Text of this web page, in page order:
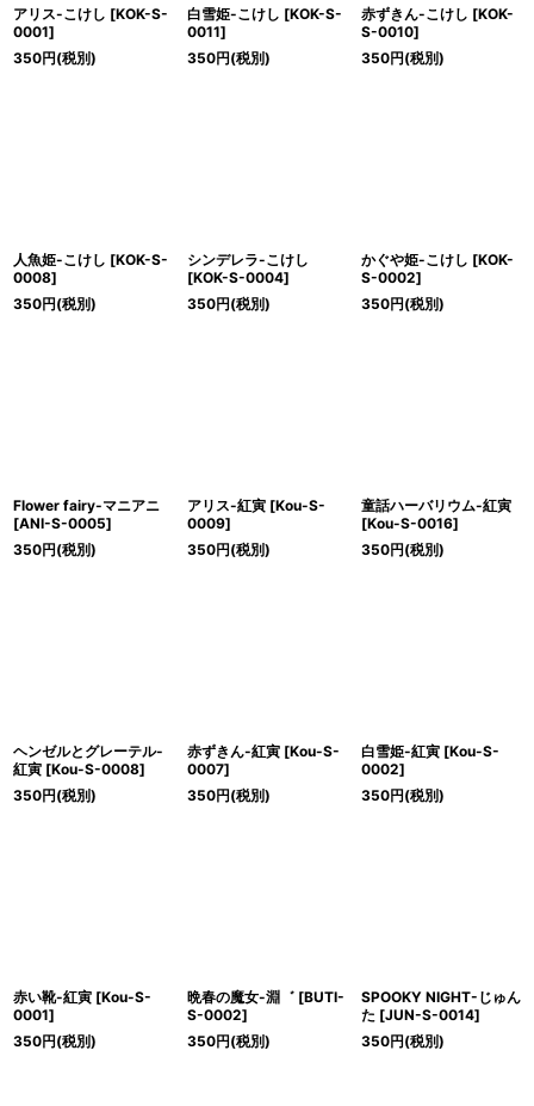
アリス-こけし [KOK-S-
0001]
350円(税別)
白雪姫-こけし [KOK-S-
0011]
350円(税別)
赤ずきん-こけし [KOK-
S-0010]
350円(税別)
人魚姫-こけし [KOK-S-
0008]
350円(税別)
シンデレラ-こけし
[KOK-S-0004]
350円(税別)
かぐや姫-こけし [KOK-
S-0002]
350円(税別)
Flower fairy-マニアニ
[ANI-S-0005]
350円(税別)
アリス-紅寅 [Kou-S-
0009]
350円(税別)
童話ハーバリウム-紅寅
[Kou-S-0016]
350円(税別)
ヘンゼルとグレーテル-
紅寅 [Kou-S-0008]
350円(税別)
赤ずきん-紅寅 [Kou-S-
0007]
350円(税別)
白雪姫-紅寅 [Kou-S-
0002]
350円(税別)
赤い靴-紅寅 [Kou-S-
0001]
350円(税別)
晩春の魔女-淵゛ [BUTI-
S-0002]
350円(税別)
SPOOKY NIGHT-じゅん
た [JUN-S-0014]
350円(税別)